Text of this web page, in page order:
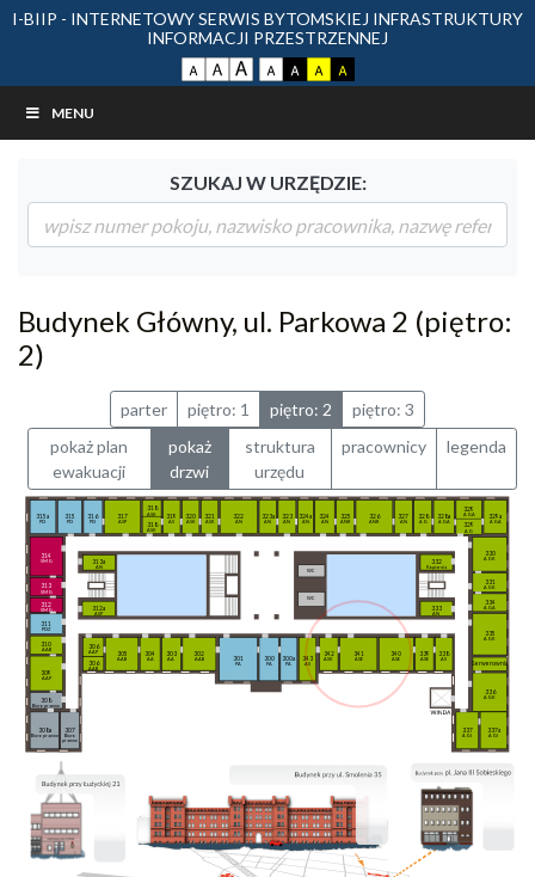
I-BIIP - INTERNETOWY SERWIS BYTOMSKIEJ INFRASTRUKTURY
INFORMACJI PRZESTRZENNEJ
MENU
SZUKAJ W URZĘDZIE:
Budynek Główny, ul. Parkowa 2 (piętro:
2)
parter piętro: 1 piętro: 2
piętro: 3
pokaż plan
ewakuacji
pokaż
drzwi
struktura
urzędu
pracownicy legenda
WC
WC
300
PA
300a
PA
301
PA
302
AAB
303
AA
304
AA
305
AAB
306
AAP
306
AAB
307
Biuro
prawne
308
Biuro prawne
308a
Biuro prawne
309
AAP
310
AAB
311
PDZ
312
SMG 312a
ASP
313
SMG
313a
AN
314
SMG
315
PD
315a
PD
316
PD
317
ASP
318
ASK
318
ASK
319
AS
320
ASK
321
ASK
322
AN
323
AN
323a
AN
324
AN
324a
AN
325
ANR
326
ANR
327
AN
328
AG
328a
AGA 329
AG
329
AGA 329a
AGA
330
AGK
331
AGK
332
Kopiarnia
333
AN
334
AGA
335
AGK
336
AGK
337
AGI
337a
AGI
338
AS
339
ASE
340
ASE
342
ASK
343
AS Serwerownia
341
ASE